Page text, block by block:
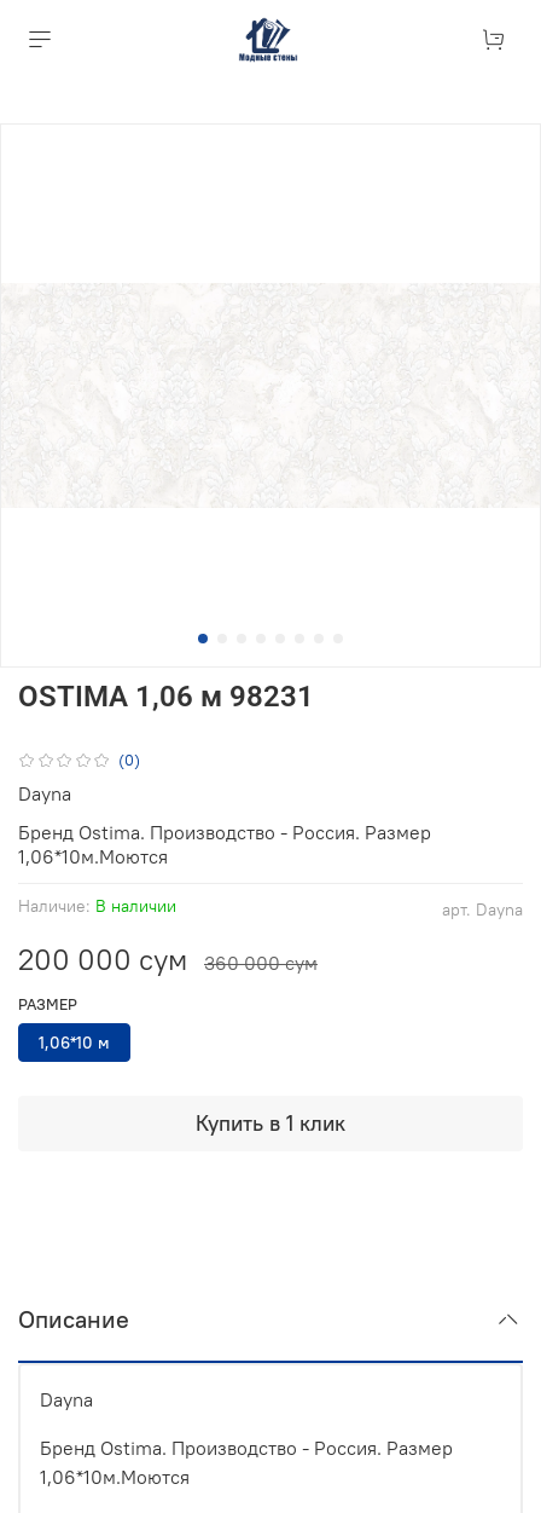
(0)
арт. Dayna
Наличие: В наличии
OSTIMA 1,06 м 98231
200 000 сум 360 000 сум
Купить в 1 клик
РАЗМЕР
1,06*10 м
Dayna
Бренд Ostima. Производство - Россия. Размер
1,06*10м.Моются
Описание
Dayna
Бренд Ostima. Производство - Россия. Размер
1,06*10м.Моются